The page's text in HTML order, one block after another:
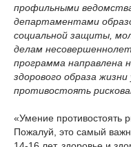
профильными
департаментами
социальной защиты,
делам
программа направлена
здорового образа
противостоять
«Умение
Пожалуй, это самый